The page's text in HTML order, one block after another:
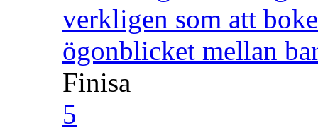
verkligen som att
ögonblicket mellan
Finisa
5